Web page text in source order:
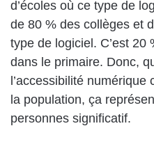
d’écoles où ce type de
de 80 % des collèges et
type de logiciel. C’est 20
dans le primaire. Donc,
l’accessibilité
la population, ça
personnes significatif.